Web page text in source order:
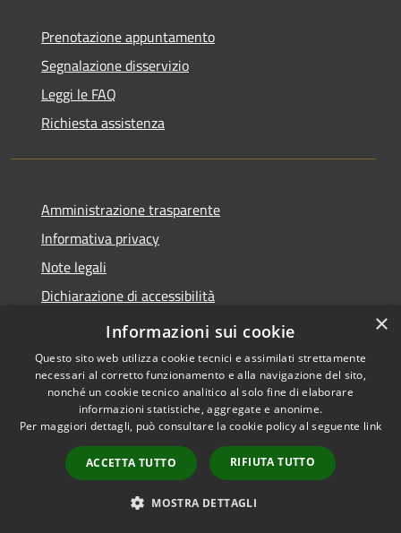
Prenotazione appuntamento
Segnalazione disservizio
Leggi le FAQ
Richiesta assistenza
Amministrazione trasparente
Informativa privacy
Note legali
Dichiarazione di accessibilità
Moduli Privacy Amministrazione trasparente
Accessibilità
Copyright © 2026 • Comune di
Limana • Powered by
Municipium•
Accesso
redazione
×
Informazioni sui cookie
Questo sito web utilizza cookie tecnici e assimilati strettamente
necessari al corretto funzionamento e alla navigazione del sito,
nonché un cookie tecnico analitico al solo fine di elaborare
informazioni statistiche, aggregate e anonime.
Per maggiori dettagli, può consultare la cookie policy al seguente link
ACCETTA TUTTO RIFIUTA TUTTO
MOSTRA DETTAGLI